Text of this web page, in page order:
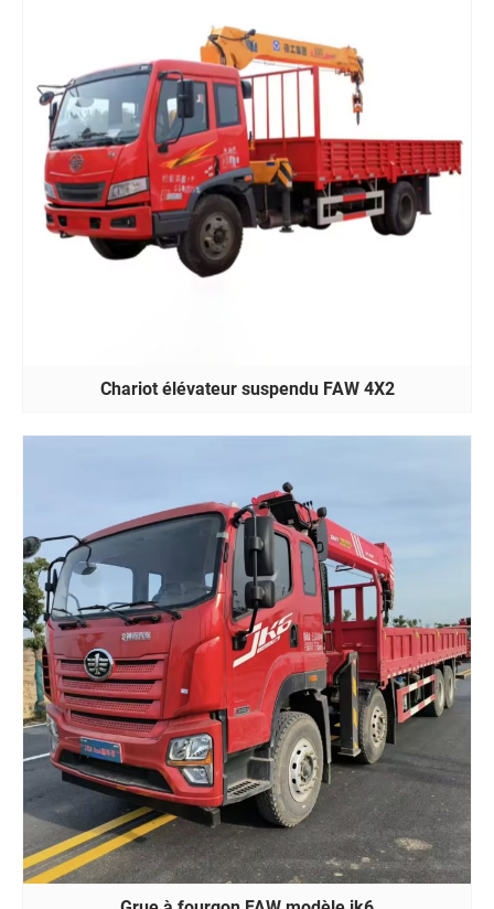
Chariot élévateur suspendu FAW 4X2